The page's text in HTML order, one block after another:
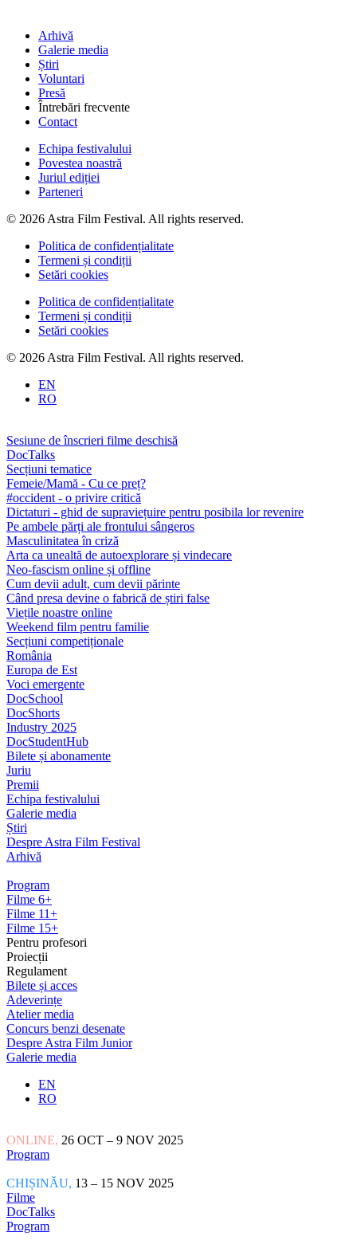
Arhivă
Galerie media
Știri
Voluntari
Presă
Întrebări frecvente
Contact
Echipa festivalului
Povestea noastră
Juriul ediției
Parteneri
© 2026 Astra Film Festival. All rights reserved.
Politica de confidențialitate
Termeni și condiții
Setări cookies
Politica de confidențialitate
Termeni și condiții
Setări cookies
© 2026 Astra Film Festival. All rights reserved.
EN
RO
Sesiune de înscrieri filme deschisă
DocTalks
Secțiuni tematice
Femeie/Mamă - Cu ce preț?
#occident - o privire critică
Dictaturi - ghid de supraviețuire pentru posibila lor revenire
Pe ambele părți ale frontului sângeros
Masculinitatea în criză
Arta ca unealtă de autoexplorare și vindecare
Neo-fascism online și offline
Cum devii adult, cum devii părinte
Când presa devine o fabrică de știri false
Viețile noastre online
Weekend film pentru familie
Secțiuni competiționale
România
Europa de Est
Voci emergente
DocSchool
DocShorts
Industry 2025
DocStudentHub
Bilete și abonamente
Juriu
Premii
Echipa festivalului
Galerie media
Știri
Despre Astra Film Festival
Arhivă
Program
Filme 6+
Filme 11+
Filme 15+
Pentru profesori
Proiecții
Regulament
Bilete și acces
Adeverințe
Atelier media
Concurs benzi desenate
Despre Astra Film Junior
Galerie media
EN
RO
ONLINE, 26 OCT – 9 NOV 2025
Program
CHIȘINĂU, 13 – 15 NOV 2025
Filme
DocTalks
Program